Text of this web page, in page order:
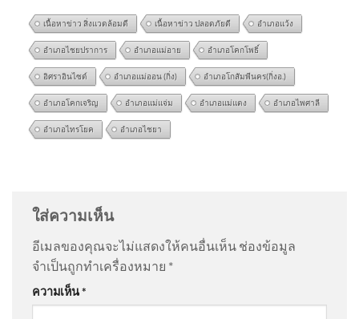
เนื้อหาข่าว สิ่งแวดล้อมดี เนื้อหาข่าว ปลอดภัยดี อำเภอแว้ง
อำเภอไชยปราการ อำเภอแม่อาย อำเภอโคกโพธิ์
อิศราอินไซด์ อำเภอแม่ออน (กิ่ง) อำเภอโกสัมพีนคร(กิ่งอ.)
อำเภอโคกเจริญ อำเภอแม่แจ่ม อำเภอแม่แตง อำเภอไพศาลี
อำเภอไทรโยค อำเภอไชยา
@steveleeeo
ด่วน เปิดใจ “ตัสนีม” แต่งหน้าแบบนี้มา
10 ปี ไม่เคยกระทบงาน
ดูมีเอกลักษณ์มากกว่า…
ใส่ความเห็น
อีเมลของคุณจะไม่แสดงให้คนอื่นเห็น ช่องข้อมูล
จำเป็นถูกทำเครื่องหมาย *
ความเห็น*